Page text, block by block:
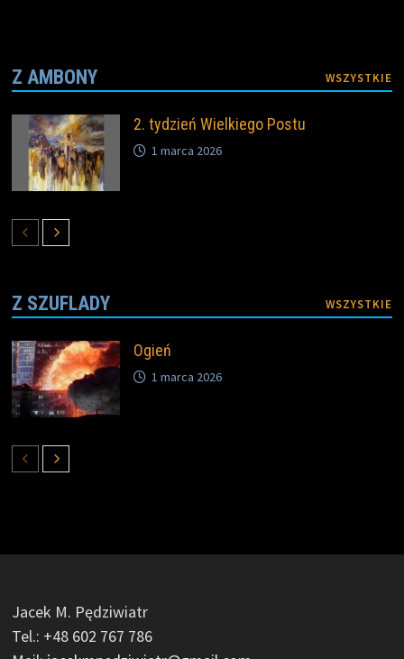
Z AMBONY WSZYSTKIE
2. tydzień Wielkiego Postu
1 marca 2026
Z SZUFLADY WSZYSTKIE
Ogień
1 marca 2026
Jacek M. Pędziwiatr
Tel.: +48 602 767 786